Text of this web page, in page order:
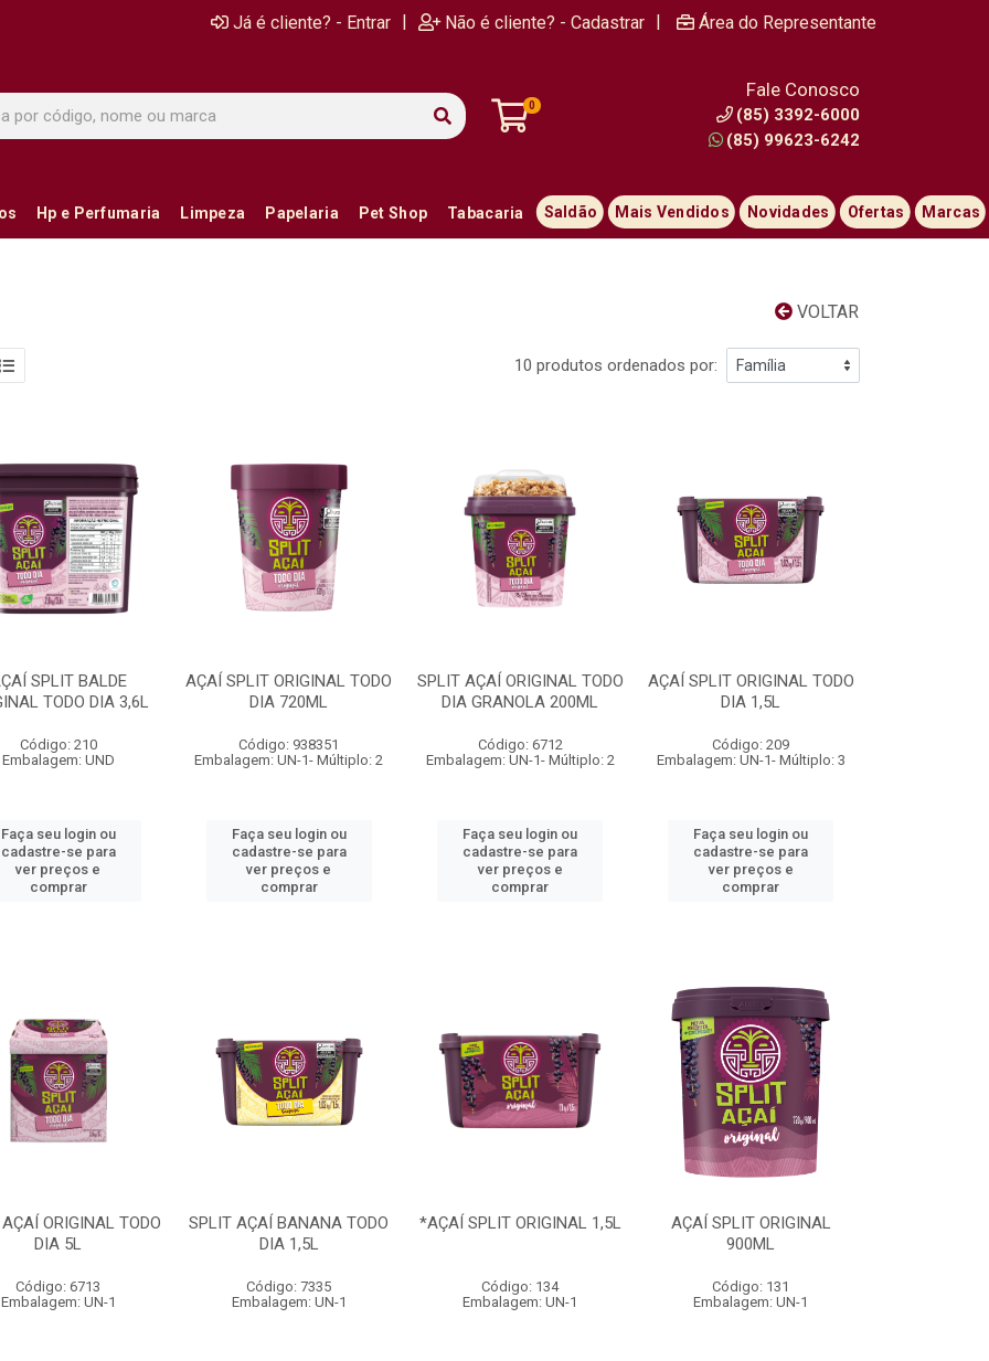
Já é cliente? - Entrar | Não é cliente? - Cadastrar | Área do Representante
0
Fale Conosco
(85) 3392-6000
(85) 99623-6242
Hp e Perfumaria Limpeza Papelaria Pet Shop Tabacaria Saldão Mais Vendidos Novidades Ofertas Marcas
VOLTAR
10 produtos ordenados por:
SPLIT BALDE
TODO DIA 3,6L
Código: 210
Embalagem: UND
Faça seu login ou
cadastre-se para
ver preços e
comprar
AÇAÍ SPLIT ORIGINAL TODO
DIA 720ML
Código: 938351
Embalagem: UN-1- Múltiplo: 2
Faça seu login ou
cadastre-se para
ver preços e
comprar
SPLIT AÇAÍ ORIGINAL TODO
DIA GRANOLA 200ML
Código: 6712
Embalagem: UN-1- Múltiplo: 2
Faça seu login ou
cadastre-se para
ver preços e
comprar
AÇAÍ SPLIT ORIGINAL TODO
DIA 1,5L
Código: 209
Embalagem: UN-1- Múltiplo: 3
Faça seu login ou
cadastre-se para
ver preços e
comprar
ORIGINAL TODO
DIA 5L
Código: 6713
Embalagem: UN-1
SPLIT AÇAÍ BANANA TODO
DIA 1,5L
Código: 7335
Embalagem: UN-1
*AÇAÍ SPLIT ORIGINAL 1,5L
Código: 134
Embalagem: UN-1
AÇAÍ SPLIT ORIGINAL
900ML
Código: 131
Embalagem: UN-1